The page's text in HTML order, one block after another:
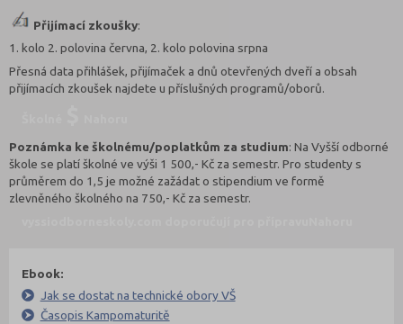
Přijímací zkoušky:
1. kolo 2. polovina června, 2. kolo polovina srpna
Přesná data přihlášek, přijímaček a dnů otevřených dveří a obsah
přijímacích zkoušek najdete u příslušných programů/oborů.
Poznámka ke školnému/poplatkům za studium: Na Vyšší odborné
škole se platí školné ve výši 1 500,- Kč za semestr. Pro studenty s
průměrem do 1,5 je možné zažádat o stipendium ve formě
zlevněného školného na 750,- Kč za semestr.
Ebook:
Jak se dostat na technické obory VŠ
Časopis Kampomaturitě